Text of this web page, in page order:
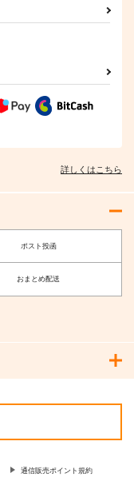
詳しくはこちら
ポスト投函
おまとめ配送
通信販売ポイント規約